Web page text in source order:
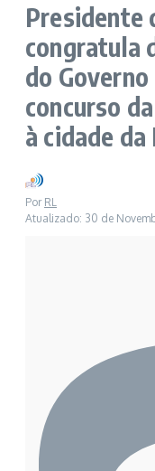
Presidente
congratula
do
concurso
à cidade
Por RL
Atualizado: 30 de